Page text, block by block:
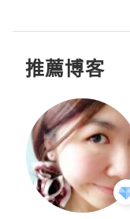
推薦博客